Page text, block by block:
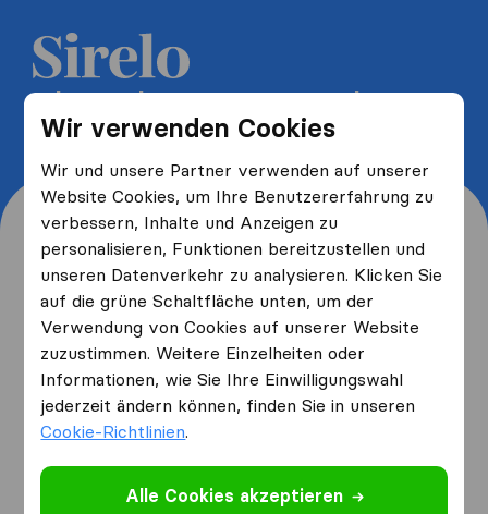
Wir verwenden Cookies
Wir und unsere Partner verwenden auf unserer
Website Cookies, um Ihre Benutzererfahrung zu
verbessern, Inhalte und Anzeigen zu
personalisieren, Funktionen bereitzustellen und
unseren Datenverkehr zu analysieren. Klicken Sie
auf die grüne Schaltfläche unten, um der
Verwendung von Cookies auf unserer Website
zuzustimmen. Weitere Einzelheiten oder
Informationen, wie Sie Ihre Einwilligungswahl
jederzeit ändern können, finden Sie in unseren
Cookie-Richtlinien.
Alle Cookies akzeptieren
5 kostenlose Umzugsangebote
erhalten und bis zu 40% sparen
Wo wohnen Sie jetzt und
wo ziehen Sie hin?
Ich ziehevon